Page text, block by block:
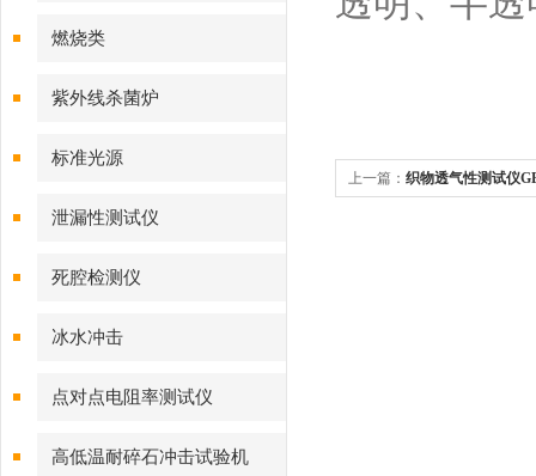
燃烧类
紫外线杀菌炉
标准光源
泄漏性测试仪
死腔检测仪
冰水冲击
点对点电阻率测试仪
高低温耐碎石冲击试验机
上一篇： 织物透气性测试仪